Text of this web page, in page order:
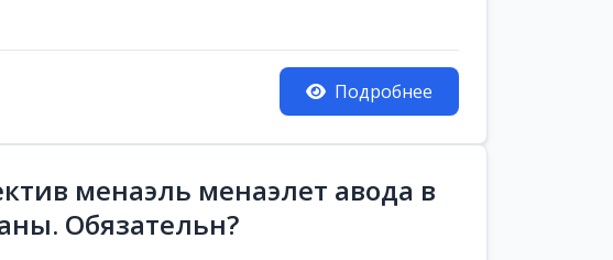
Подробнее
менаэль менаэлет авода в
Обязательн?